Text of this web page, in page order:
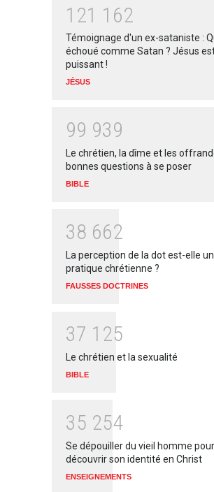
1 21 1 62
Témoignage d'un ex-sataniste :
échoué comme Satan ? Jésus
puissant !
JÉSUS
99 939
Le chrétien, la dîme et les
bonnes questions à se poser
BIBLE
38 662
La perception de la dot est-elle
pratique chrétienne ?
FAUSSES DOCTRINES
37 1 25
Le chrétien et la sexualité
BIBLE
35 254
Se dépouiller du vieil homme pour
découvrir son identité en Christ
ENSEIGNEMENTS